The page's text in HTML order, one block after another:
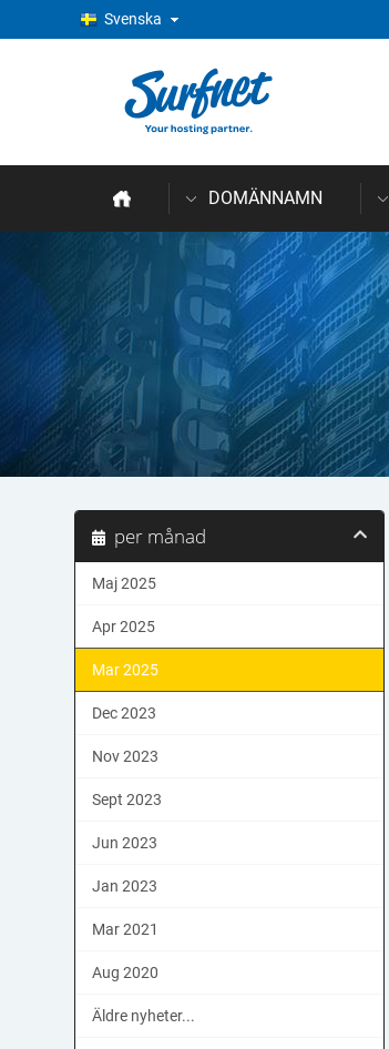
Svenska
DOMÄNNAMN
per månad
Maj 2025
Apr 2025
Mar 2025
Dec 2023
Nov 2023
Sept 2023
Jun 2023
Jan 2023
Mar 2021
Aug 2020
Äldre nyheter...